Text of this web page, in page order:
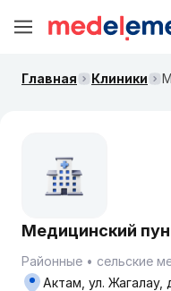
Главная Клиники
Медицинский
Районные
сельские
Актам, ул. Жагалау,